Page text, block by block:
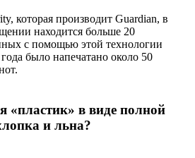
которая производит Guardian, в
находится больше 20
с помощью этой технологии
было напечатано около 50
«пластик» в виде полной
и льна?